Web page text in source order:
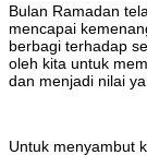
Bulan Ramadan
mencapai
berbagi terhadap
oleh kita untuk
dan menjadi nilai
Untuk menyambut